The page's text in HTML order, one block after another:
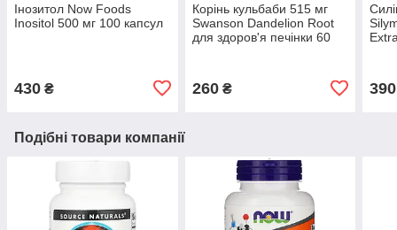
Інозитол Now Foods
Inositol 500 мг 100 капсул
430 ₴
Корінь кульбаби 515 мг
Swanson Dandelion Root
для здоров'я печінки 60
260₴ 390
Подібні товари компанії